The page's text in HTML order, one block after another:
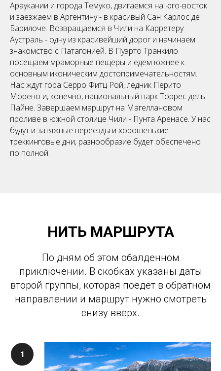
Араукании и города Темуко, двигаемся на юго-восток
и заезжаем в Аргентину - в красивый Сан Карлос де
Барилоче. Возвращаемся в Чили на Карретеру
Аустраль - одну из красивейший дорог и начинаем
знакомство с Патагонией. В Пуэрто Транкило
посещаем мраморные пещеры и едем южнее к
основным иконическим достопримечательностям.
Нас ждут гора Серро Фитц Рой, ледник Перито
Морено и, конечно, национальный парк Торрес дель
Пайне. Завершаем маршрут на Магеллановом
проливе в южной столице Чили - Пунта Аренасе. У нас
будут и затяжные переезды и хорошенькие
треккинговые дни, разнообразие будет обеспечено
по полной.
НИТЬ МАРШРУТА
По дням об этом обалденном
приключении. В скобках указаны даты
второй группы, которая поедет в обратном
направлении и маршрут нужно смотреть
снизу вверх.